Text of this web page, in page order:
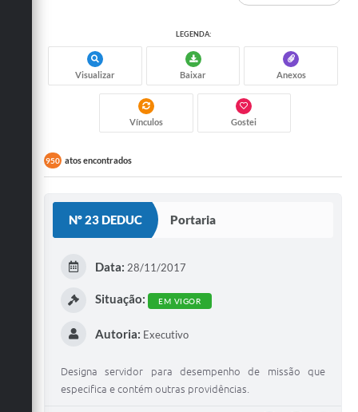
LEGENDA:
Visualizar Baixar Anexos
Vínculos Gostei
950 atos encontrados
Nº 23 DEDUC Portaria
Data: 28/11/2017
Situação: EM VIGOR
Autoria: Executivo
Designa servidor para desempenho de missão que
especifica e contém outras providências.